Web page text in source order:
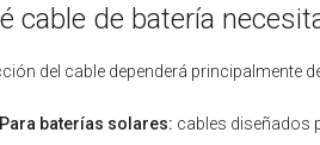
cable de batería
del cable dependerá principalmente
Para baterías solares: cables diseñados